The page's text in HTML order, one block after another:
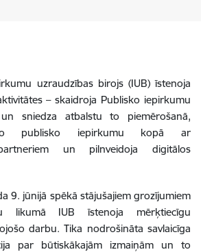
uzraudzības birojs (IUB) īstenoja
– skaidroja Publisko iepirkumu
sniedza atbalstu to piemērošanā,
publisko iepirkumu kopā ar
un pilnveidoja digitālos
9. jūnijā spēkā stājušajiem grozījumiem
likumā IUB īstenoja mērķtiecīgu
darbu. Tika nodrošināta savlaicīga
par būtiskākajām izmaiņām un to